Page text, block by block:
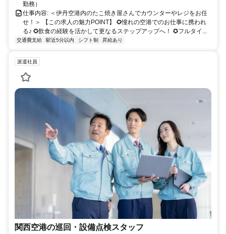
勤務）
仕事内容: ＜伊丹空港内のたこ焼き屋さんでカウンターやレジをお任
せ！＞ 【この求人の魅力POINT】 ✪憧れの空港でのお仕事に携われ
る♪ ✪飲食の経験を活かして更なるステップアップへ！ ✪フルタイ...
交通費支給 駅近5分以内 シフト制 昇給あり
派遣社員
関西空港の巡回・設備点検スタッフ